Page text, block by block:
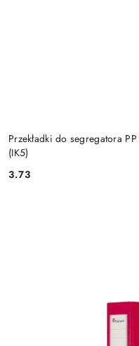
Przekładki do segregatora
(IK5)
Cena:
3.73